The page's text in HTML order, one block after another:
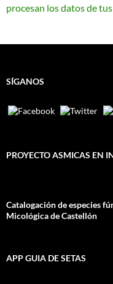
procesan los datos de
SÍGANOS
PROYECTO ASMICAS EN
Catalogación de especies
Micológica de Castellón
APP GUIA DE SETAS